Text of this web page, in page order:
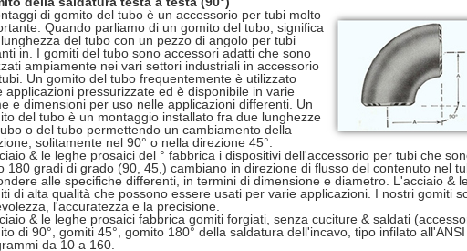
di gomito del tubo è un accessorio per tubi molto
Quando parliamo di un gomito del tubo, significa
del tubo con un pezzo di angolo per tubi
in. I gomiti del tubo sono accessori adatti che sono
ampiamente nei vari settori industriali in accessorio
Un gomito del tubo frequentemente è utilizzato
applicazioni pressurizzate ed è disponibile in varie
e dimensioni per uso nelle applicazioni differenti. Un
del tubo è un montaggio installato fra due lunghezze
o del tubo permettendo un cambiamento della
solitamente nel 90° o nella direzione 45°.
& le leghe prosaici del ° fabbrica i dispositivi dell'accessorio per tubi che
180 gradi di grado (90, 45,) cambiano in direzione di flusso del contenuto nel
alle specifiche differenti, in termini di dimensione e diametro. L'acciaio &
di alta qualità che possono essere usati per varie applicazioni. I nostri gomiti
l'accuratezza e la precisione.
& le leghe prosaici fabbrica gomiti forgiati, senza cuciture & saldati
di 90°, gomiti 45°, gomito 180° della saldatura dell'incavo, tipo infilato
da 10 a 160.